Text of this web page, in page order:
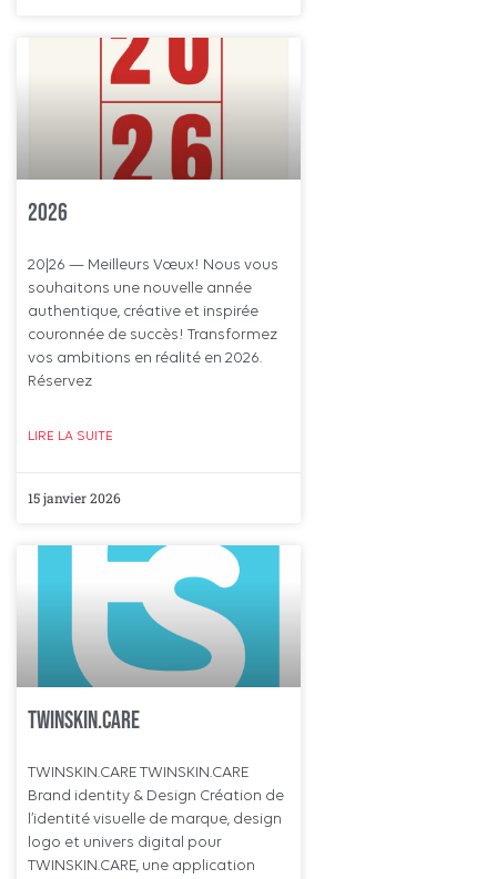
2026
20|26 — Meilleurs Vœux! Nous vous
souhaitons une nouvelle année
authentique, créative et inspirée
couronnée de succès! Transformez
vos ambitions en réalité en 2026.
Réservez
LIRE LA SUITE
15 janvier 2026
twinSkin.care
TWINSKIN.CARE TWINSKIN.CARE
Brand identity & Design Création de
l’identité visuelle de marque, design
logo et univers digital pour
TWINSKIN.CARE, une application